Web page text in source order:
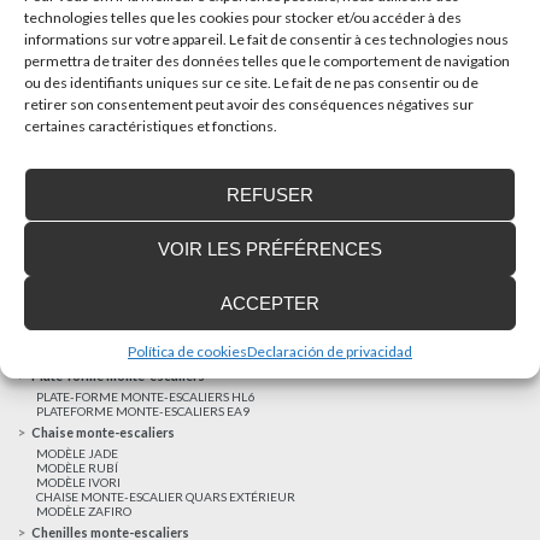
technologies telles que les cookies pour stocker et/ou accéder à des
informations sur votre appareil. Le fait de consentir à ces technologies nous
permettra de traiter des données telles que le comportement de navigation
ou des identifiants uniques sur ce site. Le fait de ne pas consentir ou de
retirer son consentement peut avoir des conséquences négatives sur
certaines caractéristiques et fonctions.
ACCEPTER
REFUSER
VOIR LES PRÉFÉRENCES
Política de cookiesDeclaración de privacidad
AUTRES NOUVELLES
Réalisations récentes
ASCENSEUR PRIVATIF EHP 05
ÉLÉVATEURS VERTICAUX BLE
Plate-forme monte-escaliers
PLATE-FORME MONTE-ESCALIERS HL6
PLATEFORME MONTE-ESCALIERS EA9
Chaise monte-escaliers
MODÈLE JADE
MODÈLE RUBÍ
MODÈLE IVORI
CHAISE MONTE-ESCALIER QUARS EXTÉRIEUR
MODÈLE ZAFIRO
Chenilles monte-escaliers